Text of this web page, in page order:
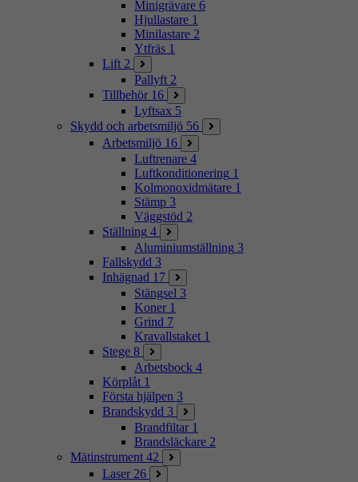
Minigrävare 6
Hjullastare 1
Minilastare 2
Ytfräs 1
Lift 2
Pallyft 2
Tillbehör 16
Lyftsax 5
Skydd och arbetsmiljö 56
Arbetsmiljö 16
Luftrenare 4
Luftkonditionering 1
Kolmonoxidmätare 1
Stämp 3
Väggstöd 2
Ställning 4
Aluminiumställning 3
Fallskydd 3
Inhägnad 17
Stängsel 3
Koner 1
Grind 7
Kravallstaket 1
Stege 8
Arbetsbock 4
Körplåt 1
Första hjälpen 3
Brandskydd 3
Brandfiltar 1
Brandsläckare 2
Mätinstrument 42
Laser 26